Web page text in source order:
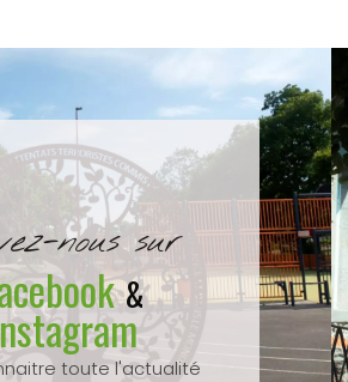
nous sur
&
toute l'actualité